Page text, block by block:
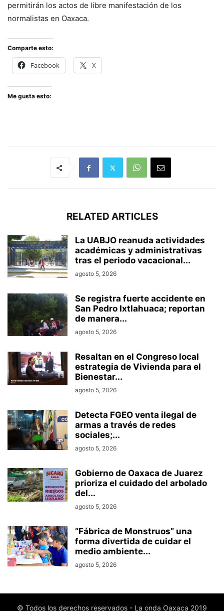
permitirán los actos de libre manifestación de los
normalistas en Oaxaca.
Comparte esto:
Facebook X
Me gusta esto:
RELATED ARTICLES
La UABJO reanuda actividades
académicas y administrativas
tras el periodo vacacional...
agosto 5, 2026
Se registra fuerte accidente en
San Pedro Ixtlahuaca; reportan
de manera...
agosto 5, 2026
Resaltan en el Congreso local
estrategia de Vivienda para el
Bienestar...
agosto 5, 2026
Detecta FGEO venta ilegal de
armas a través de redes
sociales;...
agosto 5, 2026
Gobierno de Oaxaca de Juarez
prioriza el cuidado del arbolado
del...
agosto 5, 2026
“Fábrica de Monstruos” una
forma divertida de cuidar el
medio ambiente...
agosto 5, 2026
© Todos los derechos reservados - La onda Oaxaca 2019